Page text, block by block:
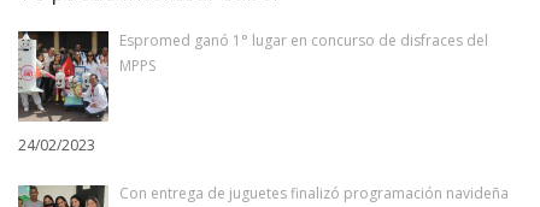
Espromed ganó 1° lugar en concurso de disfraces del
MPPS
24/02/2023
Con entrega de juguetes finalizó programación navideña